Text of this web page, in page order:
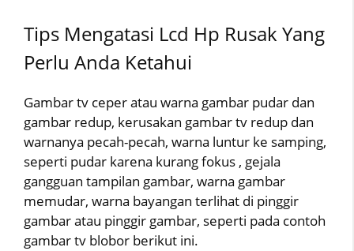
Tips Mengatasi Lcd Hp Rusak Yang
Perlu Anda Ketahui
Gambar tv ceper atau warna gambar pudar dan
gambar redup, kerusakan gambar tv redup dan
warnanya pecah-pecah, warna luntur ke samping,
seperti pudar karena kurang fokus , gejala
gangguan tampilan gambar, warna gambar
memudar, warna bayangan terlihat di pinggir
gambar atau pinggir gambar, seperti pada contoh
gambar tv blobor berikut ini.